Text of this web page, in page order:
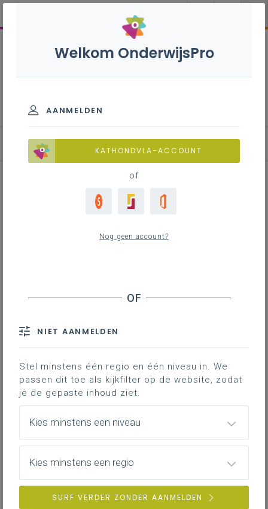
Bewegingsspel memory in
Het oorspronkelijke spel
Materialen
Organisatie
Downloads
In lichamelijke opvoeding spreekt men van
aanleren, inoefenen, kampen, spelen …
kan je spelend leren, spelend inoefenen of
kampend spelen. Een dankbare methodiek
om het spelelement ook binnen te
Welkom OnderwijsPro
AANMELDEN
KATHONDVLA-ACCOUNT
of
Nog geen account?
NIET AANMELDEN
Stel minstens één regio en één niveau in. We
passen dit toe als kijkfilter op de website, zodat
je de gepaste inhoud ziet.
Kies minstens een niveau
Kies minstens een regio
SURF VERDER ZONDER AANMELDEN